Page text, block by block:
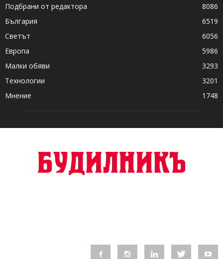
Подбрани от редактора
8086
България
6519
Светът
6056
Европа
5986
Малки обяви
3293
Технологии
3201
Мнение
1748